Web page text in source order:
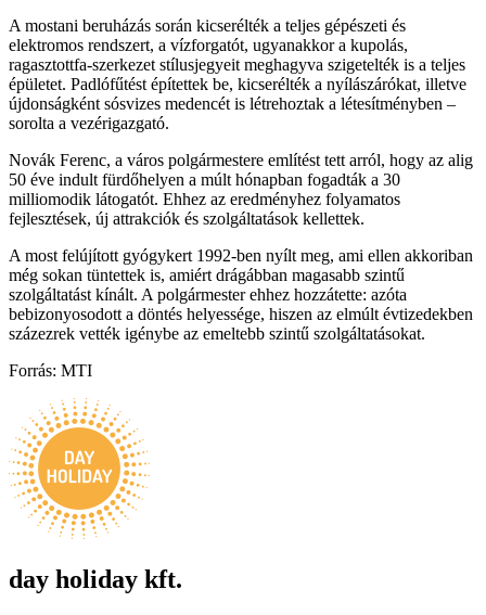
A mostani beruházás során kicserélték a teljes gépészeti és
elektromos rendszert, a vízforgatót, ugyanakkor a kupolás,
ragasztottfa-szerkezet stílusjegyeit meghagyva szigetelték is a teljes
épületet. Padlófűtést építettek be, kicserélték a nyílászárókat, illetve
újdonságként sósvizes medencét is létrehoztak a létesítményben –
sorolta a vezérigazgató.
Novák Ferenc, a város polgármestere említést tett arról, hogy az alig
50 éve indult fürdőhelyen a múlt hónapban fogadták a 30
milliomodik látogatót. Ehhez az eredményhez folyamatos
fejlesztések, új attrakciók és szolgáltatások kellettek.
A most felújított gyógykert 1992-ben nyílt meg, ami ellen akkoriban
még sokan tüntettek is, amiért drágábban magasabb szintű
szolgáltatást kínált. A polgármester ehhez hozzátette: azóta
bebizonyosodott a döntés helyessége, hiszen az elmúlt évtizedekben
százezrek vették igénybe az emeltebb szintű szolgáltatásokat.
Forrás: MTI
day holiday kft.